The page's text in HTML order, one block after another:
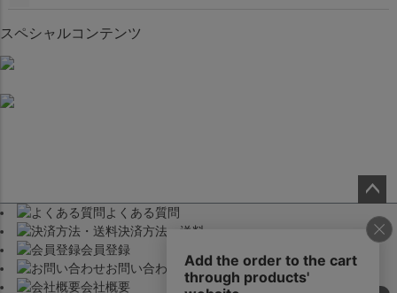
スペシャルコンテンツ
ペー
ジト
よくある質問
決済方法・送料
会員登録
お問い合わせ
会社概要